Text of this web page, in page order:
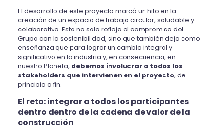
El desarrollo de este proyecto marcó un hito en la
creación de un espacio de trabajo circular, saludable y
colaborativo. Este no solo refleja el compromiso del
Grupo con la sostenibilidad, sino que también deja como
enseñanza que para lograr un cambio integral y
significativo en la industria y, en consecuencia, en
nuestro Planeta, debemos involucrar a todos los
stakeholders que intervienen en el proyecto, de
principio a fin.
El reto: integrar a todos los participantes
dentro dentro de la cadena de valor de la
construcción